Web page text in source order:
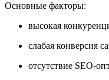
Основные факторы:
высокая
слабая конверсия
отсутствие SEO-